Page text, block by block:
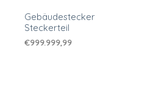
Gebäudestecker
Steckerteil
€999.999,99